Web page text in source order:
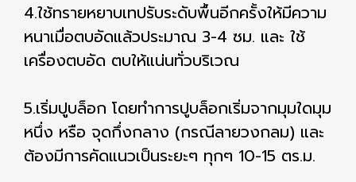
4.ใช้ทรายหยาบเทปรับระดับพื้นอีกครั้งให้มีความ
หนาเมื่อตบอัดแล้วประมาณ 3-4 ซม. และ ใช้
เครื่องตบอัด ตบให้แน่นทั่วบริเวณ
5.เริ่มปูบล็อก โดยทำการปูบล็อกเริ่มจากมุมใดมุม
หนึ่ง หรือ จุดกึ่งกลาง (กรณีลายวงกลม) และ
ต้องมีการคัดแนวเป็นระยะๆ ทุกๆ 10-15 ตร.ม.